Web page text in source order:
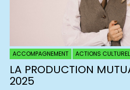
ACCOMPAGNEMENT ACTIONS
LA PRODUCTION
2025